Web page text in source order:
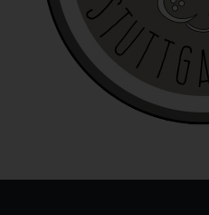
identifizierbar wird eine
direkt oder indirekt,
einer Kennung wie einem
zu Standortdaten, zu
einem oder mehreren
Ausdruck der physischen,
psychischen,